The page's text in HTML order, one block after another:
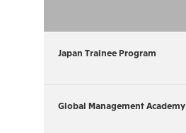
Japan Trainee Program
Global Management Academy